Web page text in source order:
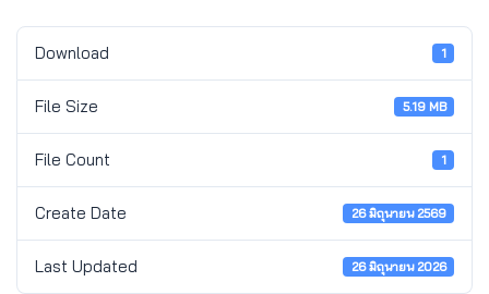
Download 1
File Size 5.19 MB
File Count 1
Create Date 26 มิถุนายน 2569
Last Updated 26 มิถุนายน 2026